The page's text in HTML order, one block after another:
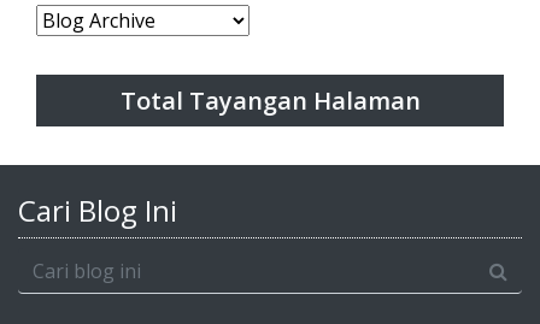
Total Tayangan Halaman
Cari Blog Ini